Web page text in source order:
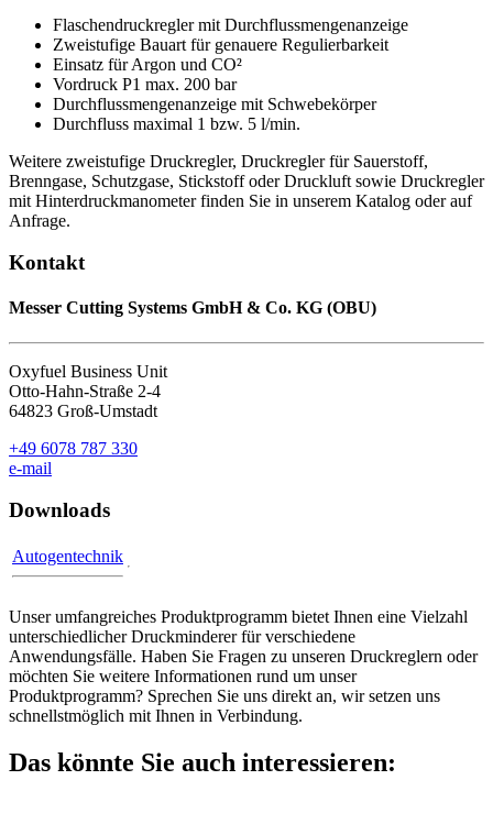
Flaschendruckregler mit Durchflussmengenanzeige
Zweistufige Bauart für genauere Regulierbarkeit
Einsatz für Argon und CO²
Vordruck P1 max. 200 bar
Durchflussmengenanzeige mit Schwebekörper
Durchfluss maximal 1 bzw. 5 l/min.
Weitere zweistufige Druckregler, Druckregler für Sauerstoff,
Brenngase, Schutzgase, Stickstoff oder Druckluft sowie Druckregler
mit Hinterdruckmanometer finden Sie in unserem Katalog oder auf
Anfrage.
Kontakt
Messer Cutting Systems GmbH & Co. KG (OBU)
Oxyfuel Business Unit
Otto-Hahn-Straße 2-4
64823 Groß-Umstadt
+49 6078 787 330
e-mail
Downloads
Autogentechnik
Unser umfangreiches Produktprogramm bietet Ihnen eine Vielzahl
unterschiedlicher Druckminderer für verschiedene
Anwendungsfälle. Haben Sie Fragen zu unseren Druckreglern oder
möchten Sie weitere Informationen rund um unser
Produktprogramm? Sprechen Sie uns direkt an, wir setzen uns
schnellstmöglich mit Ihnen in Verbindung.
Das könnte Sie auch interessieren: